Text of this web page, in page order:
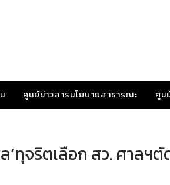
ศูนย์ข่าวสารนโยบายสาธารณะ ศูน
ทุจริตเลือก สว. ศาลฯ